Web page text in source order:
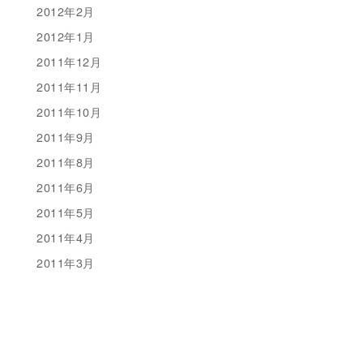
2012年2月
2012年1月
2011年12月
2011年11月
2011年10月
2011年9月
2011年8月
2011年6月
2011年5月
2011年4月
2011年3月